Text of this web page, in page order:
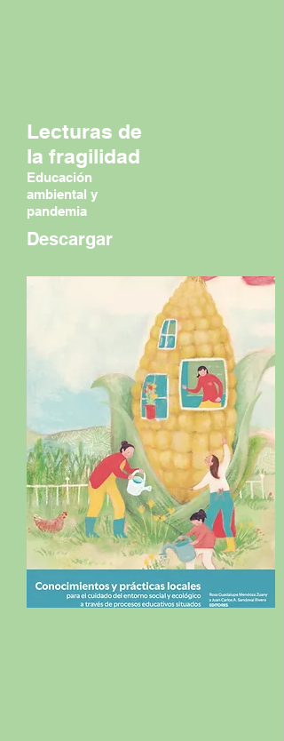
Lecturas de
la fragilidad
Educación
ambiental y
pandemia
Descargar